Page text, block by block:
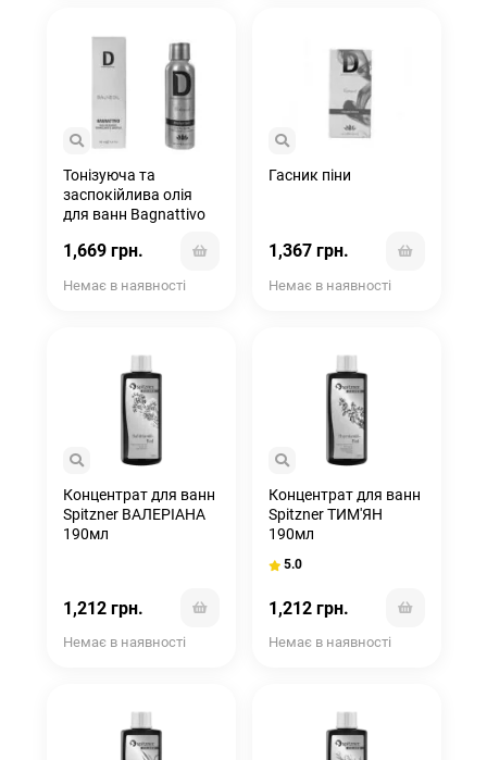
Тонізуюча та
заспокійлива олія
для ванн Bagnattivo
1,669 грн.
Немає в наявності
Гасник піни
1,367 грн.
Немає в наявності
Концентрат для ванн
Spitzner ВАЛЕРІАНА
190мл
1,212 грн.
Немає в наявності
Концентрат для ванн
Spitzner ТИМ'ЯН
190мл
5.0
1,212 грн.
Немає в наявності